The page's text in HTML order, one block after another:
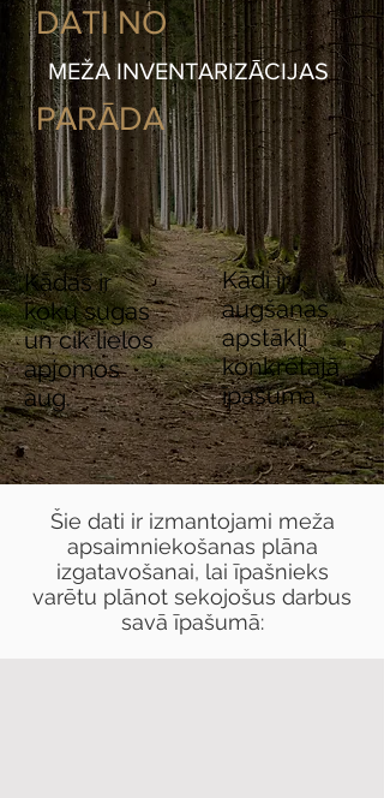
DATI NO
MEŽA INVENTARIZĀCIJAS
PARĀDA
Kādas ir
koku sugas
un cik lielos
apjomos
aug.
Kādi ir
augšanas
apstākļi
konkrētajā
īpašumā.
Šie dati ir izmantojami meža
apsaimniekošanas plāna
izgatavošanai, lai īpašnieks
varētu plānot sekojošus darbus
savā īpašumā: